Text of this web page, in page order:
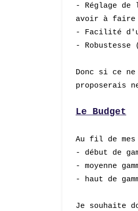
- Réglage
avoir à faire
- Facilité
-
Donc si ce
proposerais
Le Budget
Au fil de
- début de
- moyenne
- haut de
Je souhaite